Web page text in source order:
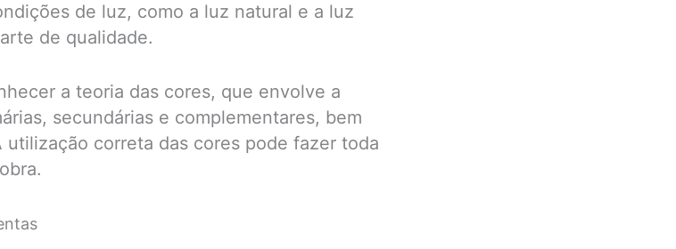
de luz, como a luz natural e a luz
de qualidade.
a teoria das cores, que envolve a
secundárias e complementares, bem
utilização correta das cores pode fazer toda